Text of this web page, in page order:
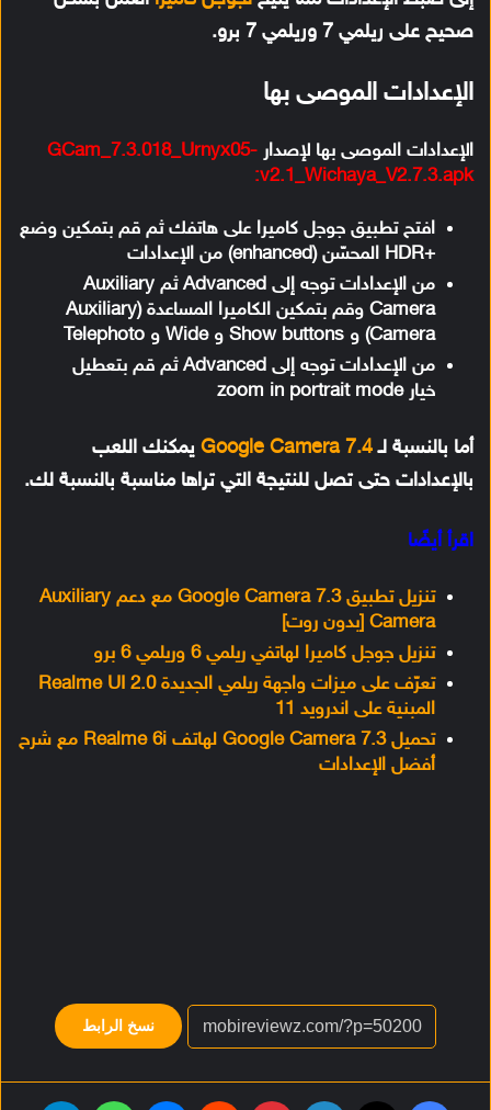
صحيح على ريلمي 7 وريلمي 7 برو.
الإعدادات الموصى بها
الإعدادات الموصى بها لإصدار GCam_7.3.018_Urnyx05-
v2.1_Wichaya_V2.7.3.apk:
افتح تطبيق جوجل كاميرا على هاتفك ثم قم بتمكين وضع
+HDR المحسّن (enhanced) من الإعدادات
من الإعدادات توجه إلى Advanced ثم Auxiliary
Camera وقم بتمكين الكاميرا المساعدة (Auxiliary
Camera) و Show buttons و Wide و Telephoto
من الإعدادات توجه إلى Advanced ثم قم بتعطيل
خيار zoom in portrait mode
أما بالنسبة لـGoogle Camera 7.4 يمكنك اللعب
بالإعدادات حتى تصل للنتيجة التي تراها مناسبة بالنسبة لك.
اقرأ أيضًا
تنزيل تطبيق Google Camera 7.3 مع دعم Auxiliary
Camera [بدون روت]
تنزيل جوجل كاميرا لهاتفي ريلمي 6 وريلمي 6 برو
تعرّف على ميزات واجهة ريلمي الجديدة Realme UI 2.0
المبنية على اندرويد 11
تحميل Google Camera 7.3 لهاتف Realme 6i مع شرح
أفضل الإعدادات
نسخ الرابط